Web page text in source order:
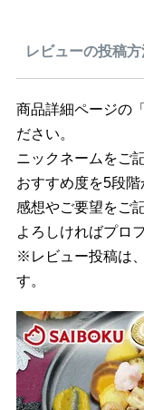
レビューの投稿方
商品詳細ページの
ださい。
ニックネームをご
おすすめ度を5段
感想やご要望をご
よろしければプロ
※レビュー投稿は
す。